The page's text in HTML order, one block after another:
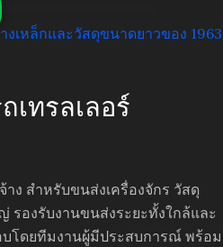
เทรลเลอร์
าง สำหรับขนส่งเครื่องจักร วัสดุ
รองรับงานขนส่งระยะทั้งใกล้และ
บโดยทีมงานผู้มีประสบการณ์ พร้อม